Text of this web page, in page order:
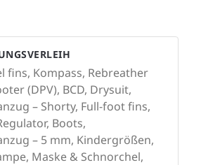
fins, Kompass, Rebreather
(DPV), BCD, Drysuit,
– Shorty, Full-foot fins,
Boots,
– 5 mm, Kindergrößen,
Maske & Schnorchel,